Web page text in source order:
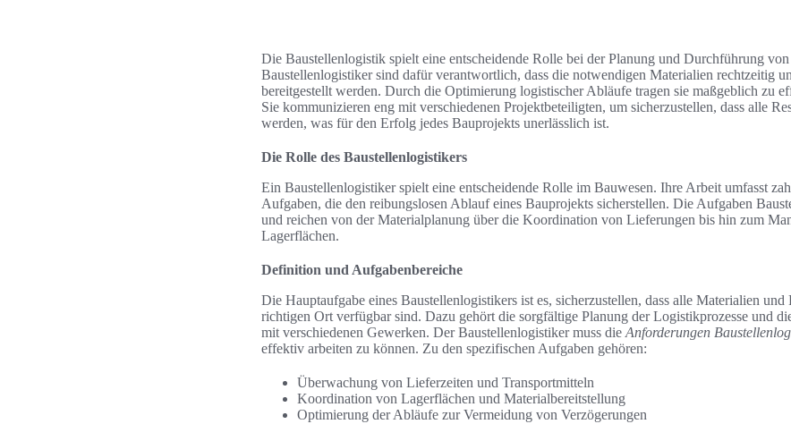
Die Baustellenlogistik spielt eine entscheidende Rolle bei der Planung und Durchführung
Baustellenlogistiker sind dafür verantwortlich, dass die notwendigen Materialien rechtzeitig
bereitgestellt werden. Durch die Optimierung logistischer Abläufe tragen sie maßgeblich zu
Sie kommunizieren eng mit verschiedenen Projektbeteiligten, um sicherzustellen, dass alle
werden, was für den Erfolg jedes Bauprojekts unerlässlich ist.
Die Rolle des Baustellenlogistikers
Ein Baustellenlogistiker spielt eine entscheidende Rolle im Bauwesen. Ihre Arbeit umfasst
Aufgaben, die den reibungslosen Ablauf eines Bauprojekts sicherstellen. Die Aufgaben
und reichen von der Materialplanung über die Koordination von Lieferungen bis hin zum
Lagerflächen.
Definition und Aufgabenbereiche
Die Hauptaufgabe eines Baustellenlogistikers ist es, sicherzustellen, dass alle Materialien und
richtigen Ort verfügbar sind. Dazu gehört die sorgfältige Planung der Logistikprozesse und
mit verschiedenen Gewerken. Der Baustellenlogistiker muss die Anforderungen
effektiv arbeiten zu können. Zu den spezifischen Aufgaben gehören:
Überwachung von Lieferzeiten und Transportmitteln
Koordination von Lagerflächen und Materialbereitstellung
Optimierung der Abläufe zur Vermeidung von Verzögerungen